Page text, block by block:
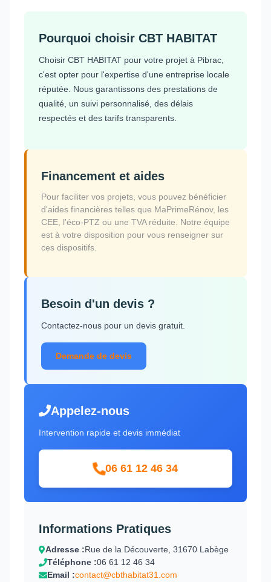
Pourquoi choisir CBT HABITAT
Choisir CBT HABITAT pour votre projet à Pibrac,
c'est opter pour l'expertise d'une entreprise locale
réputée. Nous garantissons des prestations de
qualité, un suivi personnalisé, des délais
respectés et des tarifs transparents.
Financement et aides
Pour faciliter vos projets, vous pouvez bénéficier
d'aides financières telles que MaPrimeRénov, les
CEE, l'éco-PTZ ou une TVA réduite. Notre équipe
est à votre disposition pour vous renseigner sur
ces dispositifs.
Besoin d'un devis ?
Contactez-nous pour un devis gratuit.
Demande de devis
Appelez-nous
Intervention rapide et devis immédiat
06 61 12 46 34
Informations Pratiques
Adresse :Rue de la Découverte, 31670 Labège
Téléphone :06 61 12 46 34
Email :contact@cbthabitat31.com